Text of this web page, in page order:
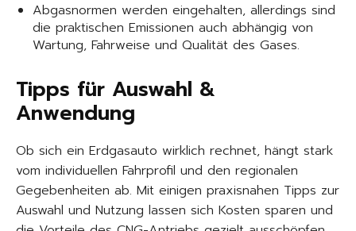
Abgasnormen werden eingehalten, allerdings sind
die praktischen Emissionen auch abhängig von
Wartung, Fahrweise und Qualität des Gases.
Tipps für Auswahl &
Anwendung
Ob sich ein Erdgasauto wirklich rechnet, hängt stark
vom individuellen Fahrprofil und den regionalen
Gegebenheiten ab. Mit einigen praxisnahen Tipps zur
Auswahl und Nutzung lassen sich Kosten sparen und